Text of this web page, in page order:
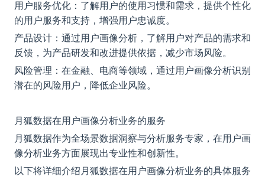
用户服务优化：了解用户的使用习惯和需求，提供个性化
的用户服务和支持，增强用户忠诚度。
产品设计：通过用户画像分析，了解用户对产品的需求和
反馈，为产品研发和改进提供依据，减少市场风险。
风险管理：在金融、电商等领域，通过用户画像分析识别
潜在的风险用户，降低企业风险。
月狐数据在用户画像分析业务的服务
月狐数据作为全场景数据洞察与分析服务专家，在用户画
像分析业务方面展现出专业性和创新性。
以下将详细介绍月狐数据在用户画像分析业务的具体服务